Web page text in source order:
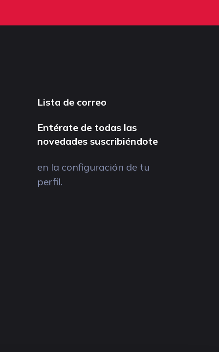
Lista de correo
Entérate de todas las
novedades suscribiéndote
en la configuración de tu
perfil.